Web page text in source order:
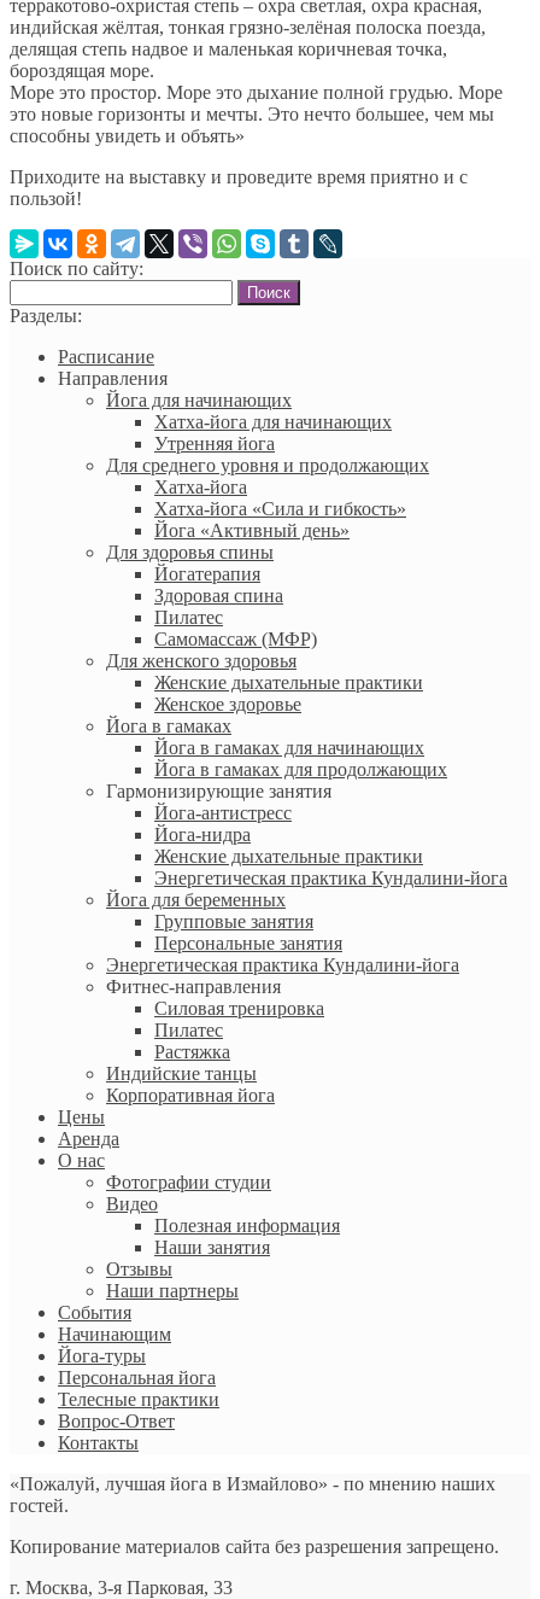
терракотово-охристая степь – охра светлая, охра красная,
индийская жёлтая, тонкая грязно-зелёная полоска поезда,
делящая степь надвое и маленькая коричневая точка,
бороздящая море.
Море это простор. Море это дыхание полной грудью. Море
это новые горизонты и мечты. Это нечто большее, чем мы
способны увидеть и объять»
Приходите на выставку и проведите время приятно и с
пользой!
Поиск по сайту:
Разделы:
Расписание
Направления
Йога для начинающих
Хатха-йога для начинающих
Утренняя йога
Для среднего уровня и продолжающих
Хатха-йога
Хатха-йога «Сила и гибкость»
Йога «Активный день»
Для здоровья спины
Йогатерапия
Здоровая спина
Пилатес
Самомассаж (МФР)
Для женского здоровья
Женские дыхательные практики
Женское здоровье
Йога в гамаках
Йога в гамаках для начинающих
Йога в гамаках для продолжающих
Гармонизирующие занятия
Йога-антистресс
Йога-нидра
Женские дыхательные практики
Энергетическая практика Кундалини-йога
Йога для беременных
Групповые занятия
Персональные занятия
Энергетическая практика Кундалини-йога
Фитнес-направления
Силовая тренировка
Пилатес
Растяжка
Индийские танцы
Корпоративная йога
Цены
Аренда
О нас
Фотографии студии
Видео
Полезная информация
Наши занятия
Отзывы
Наши партнеры
События
Начинающим
Йога-туры
Персональная йога
Телесные практики
Вопрос-Ответ
Контакты
«Пожалуй, лучшая йога в Измайлово» - по мнению наших
гостей.
Копирование материалов сайта без разрешения запрещено.
г. Москва, 3-я Парковая, 33